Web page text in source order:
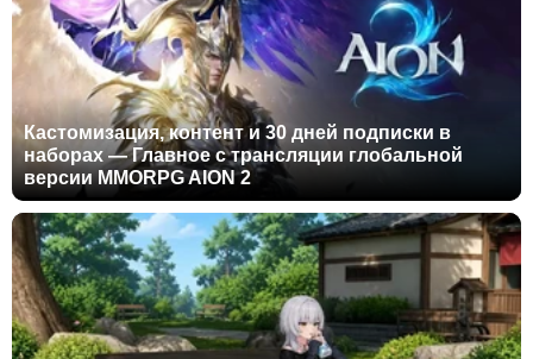
Кастомизация, контент и 30 дней подписки в
наборах — Главное с трансляции глобальной
версии MMORPG AION 2